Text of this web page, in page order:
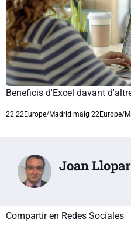
Beneficis d'Excel davant
22 22Europe/Madrid maig 22Europe/
Joan
Compartir en Redes Sociales